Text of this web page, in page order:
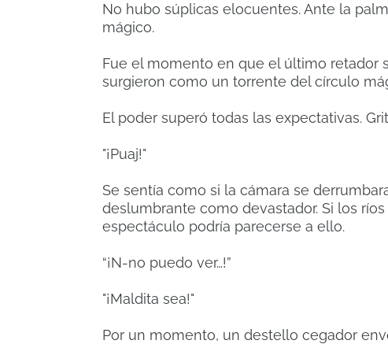
No hubo súplicas elocuentes. Ante la
mágico.
Fue el momento en que el último retador
surgieron como un torrente del círculo
El poder superó todas las expectativas.
"¡Puaj!"
Se sentía como si la cámara se
deslumbrante como devastador. Si los
espectáculo podría parecerse a ello.
“¡N-no puedo ver…!”
"¡Maldita sea!"
Por un momento, un destello cegador